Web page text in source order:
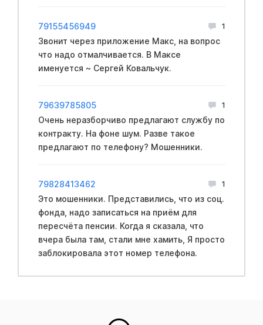
79155456949 1
Звонит через приложение Макс, на вопрос
что надо отмалчивается. В Максе
именуется ~ Сергей Ковальчук.
79639785805 1
Очень неразборчиво предлагают службу по
контракту. На фоне шум. Разве такое
предлагают по телефону? Мошенники.
79828413462 1
Это мошенники. Представились, что из соц.
фонда, надо записаться на приём для
пересчёта пенсии. Когда я сказала, что
вчера была там, стали мне хамить, Я просто
заблокировала этот номер телефона.